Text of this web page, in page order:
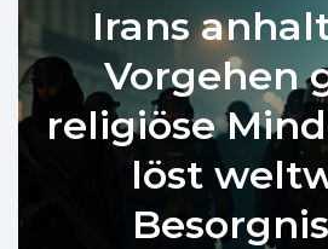
Irans
Vorgehen
religiöse
löst